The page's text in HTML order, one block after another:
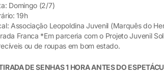
Domingo (2/7)
19h
Associação Leopoldina Juvenil (Marquês do
Franca *Em parceria com o Projeto Juvenil
ou de roupas em bom estado.
DE SENHAS 1 HORA ANTES DO